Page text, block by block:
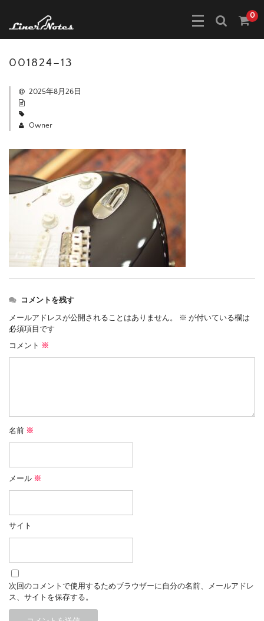
0
001824–13
2025年8月26日
Owner
コメントを残す
メールアドレスが公開されることはありません。 ※ が付いている欄は
必須項目です
コメント ※
名前 ※
メール ※
サイト
次回のコメントで使用するためブラウザーに自分の名前、メールアドレ
ス、サイトを保存する。